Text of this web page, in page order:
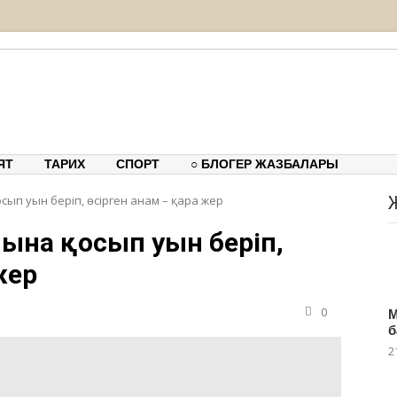
ТАРИХ СПОРТ ○ БЛОГЕР ЖАЗБАЛАРЫ
уын беріп, өсірген анам – қара жер
қосып уын беріп,
0